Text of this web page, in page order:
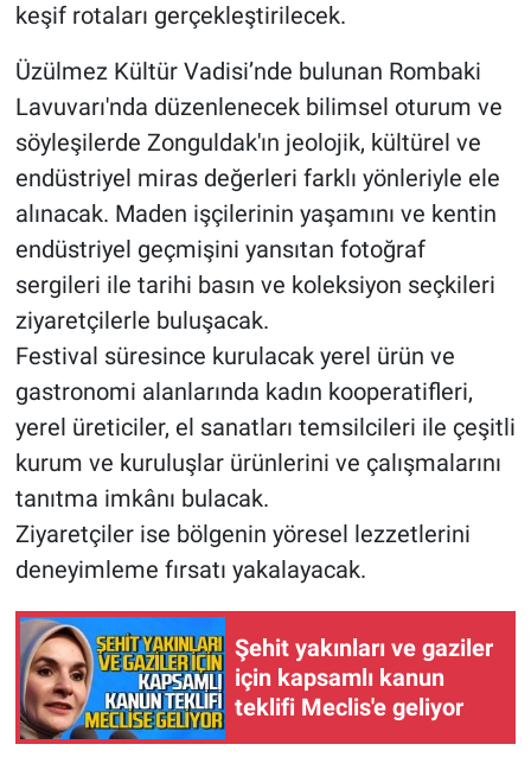
keşif rotaları gerçekleştirilecek.
Üzülmez Kültür Vadisi’nde bulunan Rombaki
Lavuvarı'nda düzenlenecek bilimsel oturum ve
söyleşilerde Zonguldak'ın jeolojik, kültürel ve
endüstriyel miras değerleri farklı yönleriyle ele
alınacak. Maden işçilerinin yaşamını ve kentin
endüstriyel geçmişini yansıtan fotoğraf
sergileri ile tarihi basın ve koleksiyon seçkileri
ziyaretçilerle buluşacak.
Festival süresince kurulacak yerel ürün ve
gastronomi alanlarında kadın kooperatifleri,
yerel üreticiler, el sanatları temsilcileri ile çeşitli
kurum ve kuruluşlar ürünlerini ve çalışmalarını
tanıtma imkânı bulacak.
Ziyaretçiler ise bölgenin yöresel lezzetlerini
deneyimleme fırsatı yakalayacak.
Şehit yakınları ve gaziler
için kapsamlı kanun
teklifi Meclis'e geliyor